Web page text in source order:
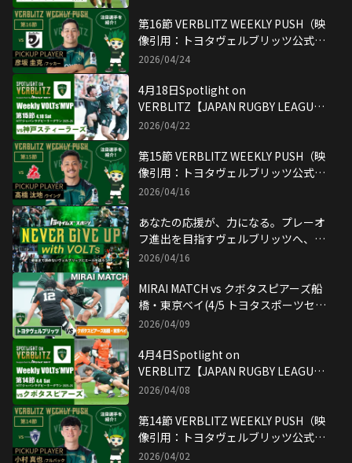
第16節 VERBLITZ WEEKLY PUSH（映
像引用：トヨタヴェルブリッツ公式
YouTubeチャンネル）
2026/04/24
4月18日Spotlight on
VERBLITZ【JAPAN RUGBY LEAGUE
ONE】映像引用：トヨタヴェルブリッ
2026/04/22
第15節 VERBLITZ WEEKLY PUSH（映
像引用：トヨタヴェルブリッツ公式
YouTubeチャンネル）
2026/04/16
あなたの応援が、力になる。プレーオ
フ進出を目指すヴェルブリッツへ、応
援メッセージを募集！
2026/04/16
MIRAI MATCH vs クボタスピアーズ船
橋・東京ベイ(4/5 トヨタスポーツセン
ター)
2026/04/09
4月4日Spotlight on
VERBLITZ【JAPAN RUGBY LEAGUE
ONE】映像引用：トヨタヴェルブリッ
2026/04/08
第14節 VERBLITZ WEEKLY PUSH（映
像引用：トヨタヴェルブリッツ公式
YouTubeチャンネル）
2026/04/02